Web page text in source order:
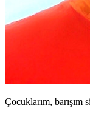
Çocuklarım, barışım